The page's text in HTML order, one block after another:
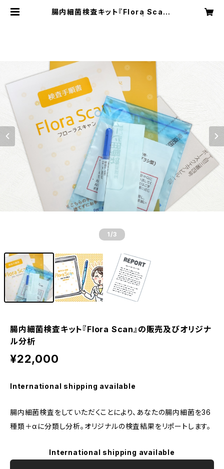
腸内細菌検査キット『Flora Scan』
1 /3
腸内細菌検査キット『Flora Scan』の販売及びオリジナ
ル分析
¥22,000
International shipping available
腸内細菌検査をしていただくことにより、あなたの腸内細菌を36
種類＋αに分類し分析。オリジナルの検査結果をリポートします。
International shipping available